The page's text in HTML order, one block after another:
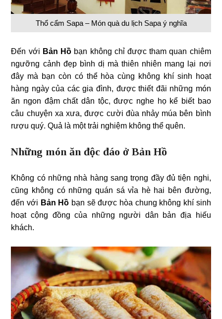
Thổ cẩm Sapa – Món quà du lịch Sapa ý nghĩa
Đến với Bản Hồ bạn không chỉ được tham quan chiêm
ngưỡng cảnh đẹp bình dị mà thiên nhiên mang lại nơi
đây mà bạn còn có thể hòa cùng không khí sinh hoạt
hàng ngày của các gia đình, được thiết đãi những món
ăn ngon đậm chất dân tộc, được nghe họ kể biết bao
câu chuyện xa xưa, được cười đùa nhảy múa bên bình
rượu quý. Quả là một trải nghiệm không thể quên.
Những món ăn độc đáo ở Bản Hồ
Không có những nhà hàng sang trọng đầy đủ tiện nghi,
cũng không có những quán sá vỉa hè hai bên đường,
đến với Bản Hồ bạn sẽ được hòa chung không khí sinh
hoạt cộng đồng của những người dân bản địa hiếu
khách.